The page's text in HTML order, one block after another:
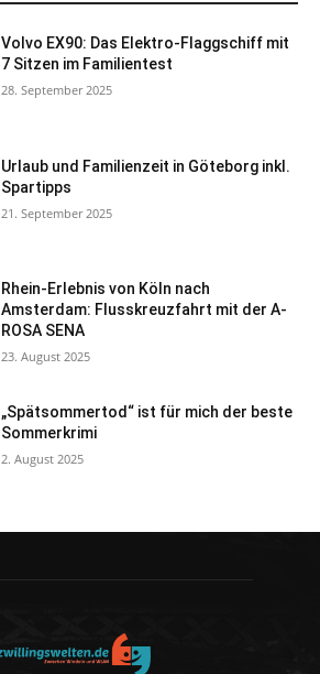
Volvo EX90: Das Elektro-Flaggschiff mit
7 Sitzen im Familientest
28. September 2025
Urlaub und Familienzeit in Göteborg inkl.
Spartipps
21. September 2025
Rhein-Erlebnis von Köln nach
Amsterdam: Flusskreuzfahrt mit der A-
ROSA SENA
23. August 2025
„Spätsommertod“ ist für mich der beste
Sommerkrimi
2. August 2025